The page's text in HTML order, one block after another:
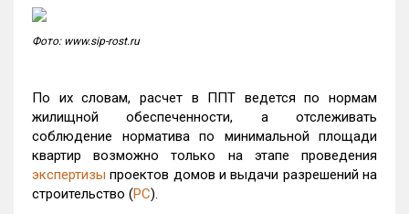
Фото: www.sip-rost.ru
По их словам, расчет в ППТ ведется по нормам
жилищной обеспеченности, а отслеживать
соблюдение норматива по минимальной площади
квартир возможно только на этапе проведения
экспертизы проектов домов и выдачи разрешений на
строительство (РС).